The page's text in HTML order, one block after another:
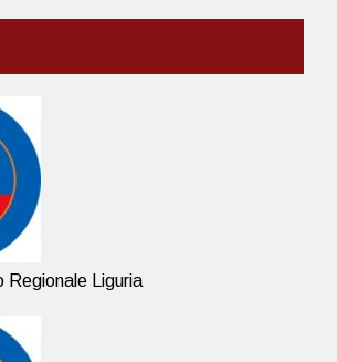
Regionale Liguria